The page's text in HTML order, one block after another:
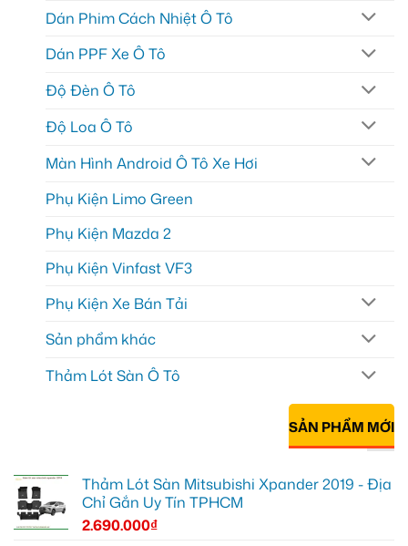
Dán Phim Cách Nhiệt Ô Tô
Dán PPF Xe Ô Tô
Độ Đèn Ô Tô
Độ Loa Ô Tô
Màn Hình Android Ô Tô Xe Hơi
Phụ Kiện Limo Green
Phụ Kiện Mazda 2
Phụ Kiện Vinfast VF3
Phụ Kiện Xe Bán Tải
Sản phẩm khác
Thảm Lót Sàn Ô Tô
SẢN PHẨM MỚI
Thảm Lót Sàn Mitsubishi Xpander 2019 - Địa
Chỉ Gắn Uy Tín TPHCM
2.690.000₫